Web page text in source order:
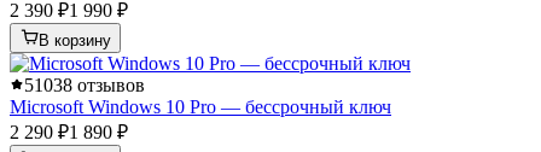
2 390 ₽1 990 ₽
В корзину
51038 отзывов
Microsoft Windows 10 Pro — бессрочный ключ
2 290 ₽1 890 ₽